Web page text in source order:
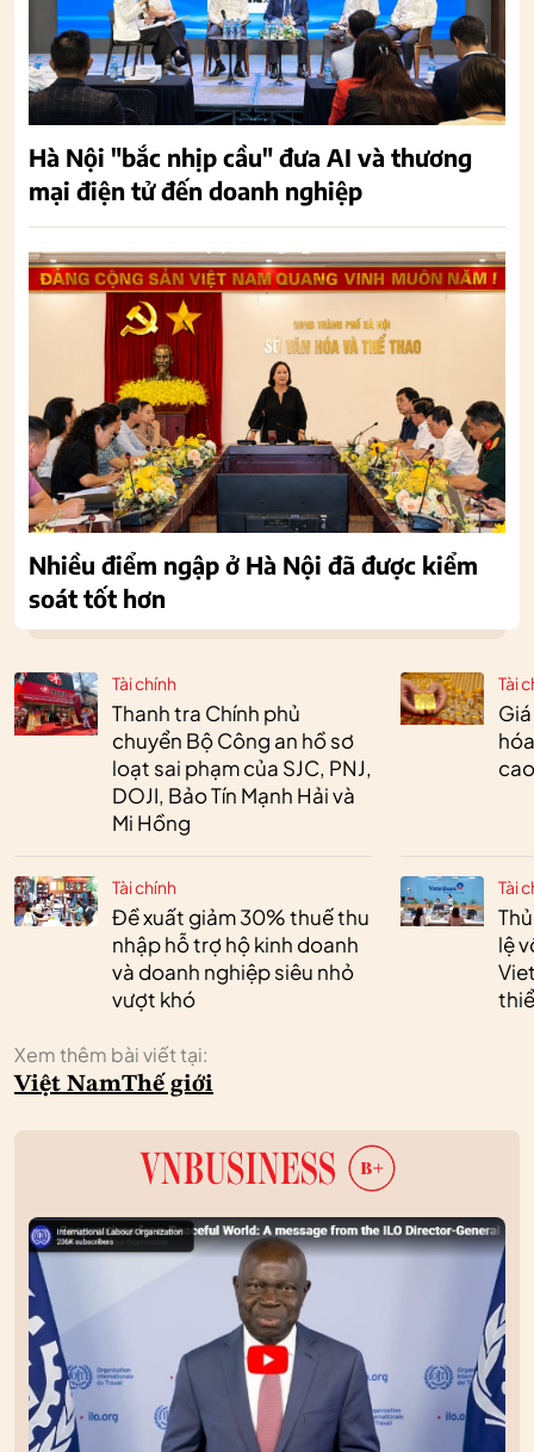
Tài chính
Thanh tra Chính phủ
chuyển Bộ Công an hồ sơ
loạt sai phạm của SJC, PNJ,
DOJI, Bảo Tín Mạnh Hải và
Mi Hồng
Tài chính
Đề xuất giảm 30% thuế thu
nhập hỗ trợ hộ kinh doanh
và doanh nghiệp siêu nhỏ
vượt khó
Tài
Tài
lệ
Xem thêm bài viết tại:
Việt NamThế giới
Hà Nội "bắc nhịp cầu" đưa AI và thương
mại điện tử đến doanh nghiệp
Nhiều điểm ngập ở Hà Nội đã được kiểm
soát tốt hơn